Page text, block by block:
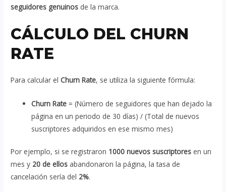
seguidores genuinos de la marca.
CÁLCULO DEL CHURN
RATE
Para calcular elChurn Rate, se utiliza la siguiente fórmula:
Churn Rate = (Número de seguidores que han dejado la
página en un periodo de 30 días) / (Total de nuevos
suscriptores adquiridos en ese mismo mes)
Por ejemplo, si se registraron 1000 nuevos suscriptores en un
mes y 20 de ellos abandonaron la página, la tasa de
cancelación sería del 2%.